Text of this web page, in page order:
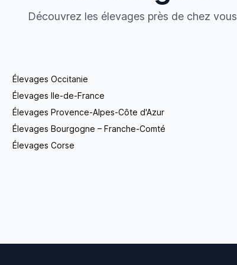
Découvrez les élevages près de chez vous
Élevages Occitanie
Élevages Ile-de-France
Élevages Provence-Alpes-Côte d'Azur
Élevages Bourgogne – Franche-Comté
Élevages Corse